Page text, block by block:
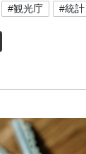
#観光庁 #統計